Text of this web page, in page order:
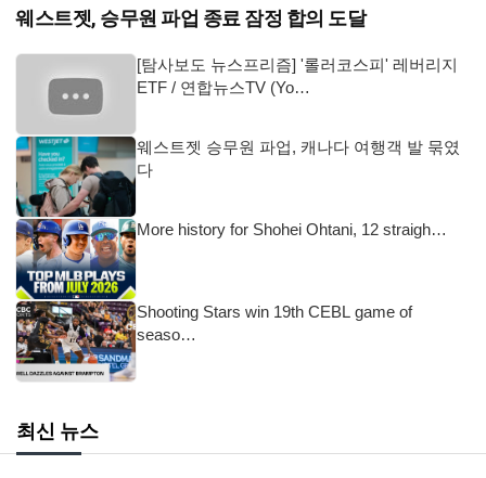
웨스트젯, 승무원 파업 종료 잠정 합의 도달
[탐사보도 뉴스프리즘] '롤러코스피' 레버리지
ETF / 연합뉴스TV (Yo…
웨스트젯 승무원 파업, 캐나다 여행객 발 묶였
다
More history for Shohei Ohtani, 12 straigh…
Shooting Stars win 19th CEBL game of
seaso…
최신 뉴스